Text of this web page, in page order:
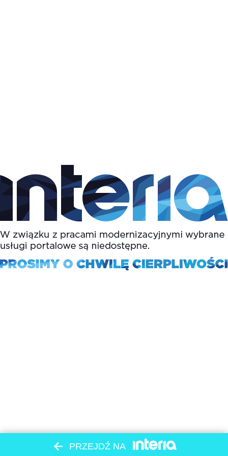
PRZEJDŹ NA